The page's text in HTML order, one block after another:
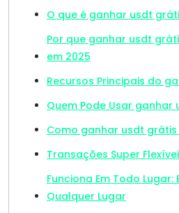
O que é ganhar usdt
Por que ganhar usdt
em 2025
Recursos Principais do
Quem Pode Usar ganhar
Como ganhar usdt grátis
Transações Super
Funciona Em Todo Lugar:
Qualquer Lugar